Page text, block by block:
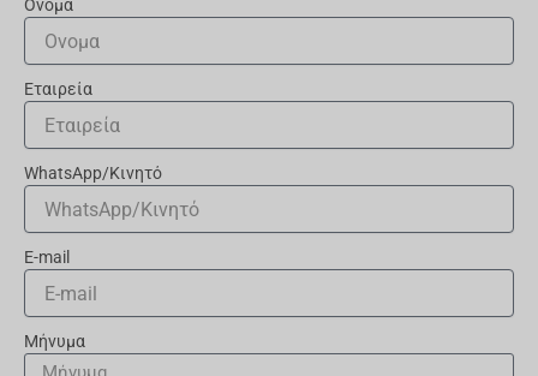
Ονομα
Εταιρεία
WhatsApp/Κινητό
E-mail
Μήνυμα